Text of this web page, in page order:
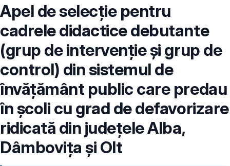
Apel de selecție pentru
cadrele didactice debutante
(grup de intervenție și grup de
control) din sistemul de
învățământ public care predau
în școli cu grad de defavorizare
ridicată din judeţele Alba,
Dâmbovița şi Olt